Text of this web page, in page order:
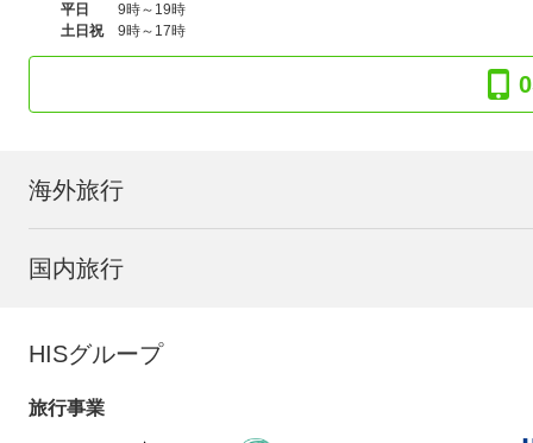
平日
9時～19時
土日祝
9時～17時
海外旅行
国内旅行
HISグループ
旅行事業